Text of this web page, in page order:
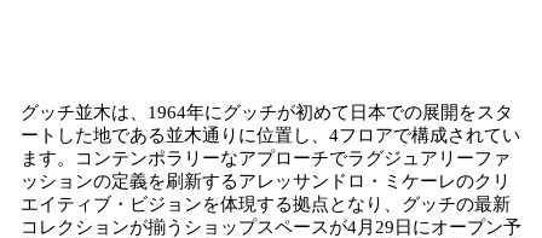
グッチ並木は、1964年にグッチが初めて日本での展開をスタ
ートした地である並木通りに位置し、4フロアで構成されてい
ます。コンテンポラリーなアプローチでラグジュアリーファ
ッションの定義を刷新するアレッサンドロ・ミケーレのクリ
エイティブ・ビジョンを体現する拠点となり、グッチの最新
コレクションが揃うショップスペースが4月29日にオープン予